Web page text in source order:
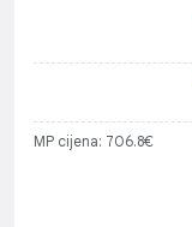
MP cijena: 706.8€